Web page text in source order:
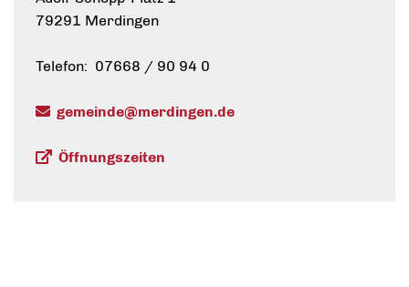
79291 Merdingen
Telefon: 07668 / 90 94 0
gemeinde@merdingen.de
Öffnungszeiten